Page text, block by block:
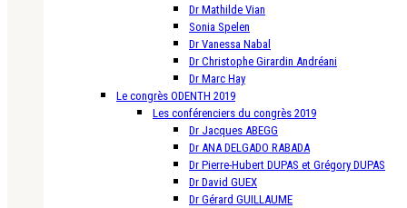
Dr Mathilde Vian
Sonia Spelen
Dr Vanessa Nabal
Dr Christophe Girardin Andréani
Dr Marc Hay
Le congrès ODENTH 2019
Les conférenciers du congrès 2019
Dr Jacques ABEGG
Dr ANA DELGADO RABADA
Dr Pierre-Hubert DUPAS et Grégory DUPAS
Dr David GUEX
Dr Gérard GUILLAUME